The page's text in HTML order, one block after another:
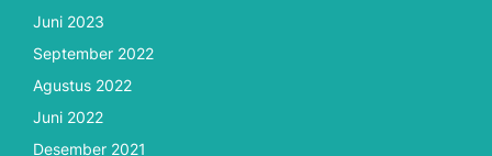
Juni 2023
September 2022
Agustus 2022
Juni 2022
Desember 2021